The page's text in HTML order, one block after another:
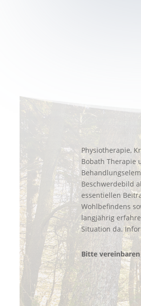
Physiotherapie,
Bobath Therapie
Beschwerdebild
essentiellen
Wohlbefindens
langjährig
Situation da.
Bitte